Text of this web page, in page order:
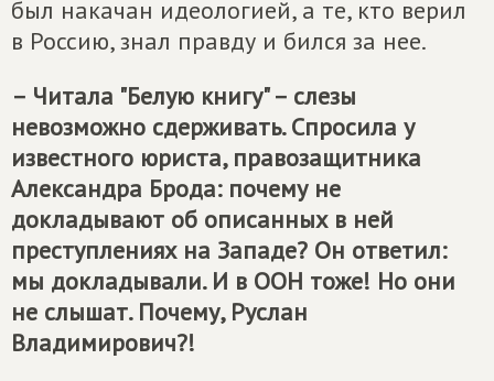
был накачан идеологией, а те, кто верил
в Россию, знал правду и бился за нее.
– Читала "Белую книгу" – слезы
невозможно сдерживать. Спросила у
известного юриста, правозащитника
Александра Брода: почему не
докладывают об описанных в ней
преступлениях на Западе? Он ответил:
мы докладывали. И в ООН тоже! Но они
не слышат. Почему, Руслан
Владимирович?!